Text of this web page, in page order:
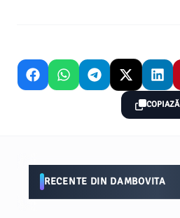
COPIAZĂ
RECENTE DIN DAMBOVITA